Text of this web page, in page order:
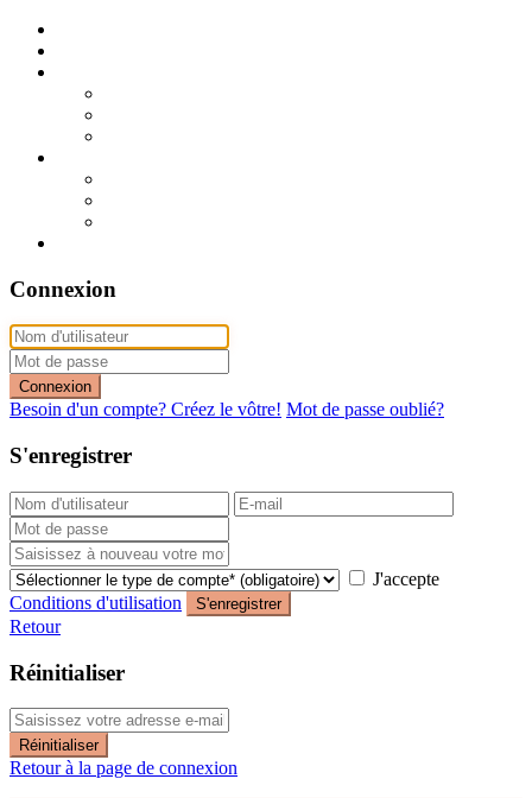
Connexion
Connexion
Besoin d'un compte? Créez le vôtre! Mot de passe oublié?
S'enregistrer
J'accepte
Conditions d'utilisation
S'enregistrer
Retour
Réinitialiser
Réinitialiser
Retour à la page de connexion